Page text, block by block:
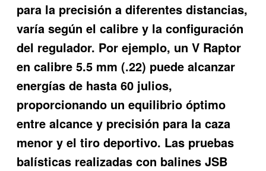
para la precisión a diferentes distancias,
varía según el calibre y la configuración
del regulador. Por ejemplo, un V Raptor
en calibre 5.5 mm (.22) puede alcanzar
energías de hasta 60 julios,
proporcionando un equilibrio óptimo
entre alcance y precisión para la caza
menor y el tiro deportivo. Las pruebas
balísticas realizadas con balines JSB